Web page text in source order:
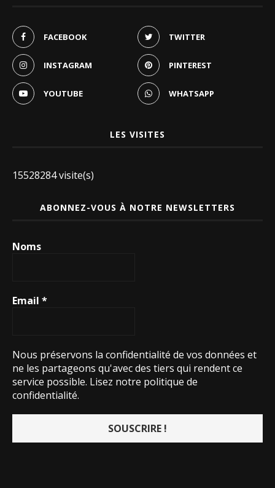
FACEBOOK TWITTER
INSTAGRAM PINTEREST
YOUTUBE WHATSAPP
LES VISITES
15528284 visite(s)
ABONNEZ-VOUS À NOTRE NEWSLETTERS
Noms
Email *
Nous préservons la confidentialité de vos données et
ne les partageons qu'avec des tiers qui rendent ce
service possible. Lisez notre politique de
confidentialité.